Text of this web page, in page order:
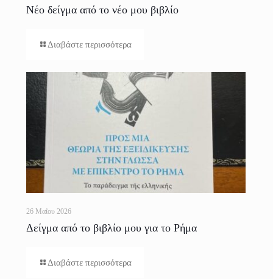
Νέο δείγμα από το νέο μου βιβλίο
Διαβάστε περισσότερα
26 Μαΐου 2026
Δείγμα από το βιβλίο μου για το Ρήμα
Διαβάστε περισσότερα